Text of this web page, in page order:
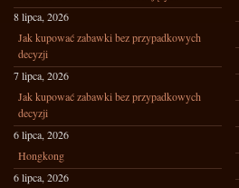
8 lipca, 2026
Jak kupować zabawki bez przypadkowych
decyzji
7 lipca, 2026
Jak kupować zabawki bez przypadkowych
decyzji
6 lipca, 2026
Hongkong
6 lipca, 2026